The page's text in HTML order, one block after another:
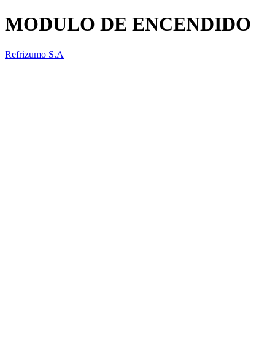
MODULO DE ENCENDIDO
Refrizumo S.A